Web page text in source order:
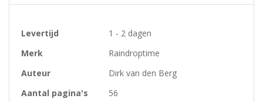
Meer
Levertijd
1 - 2 dagen
Merk
Raindroptime
Auteur
Dirk van den Berg
Aantal pagina's
56